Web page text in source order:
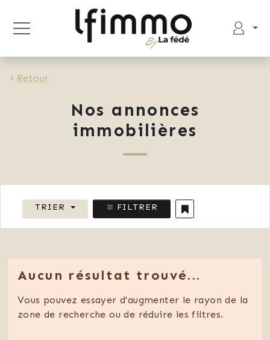
Retour
Nos annonces
immobilières
TRIER FILTRER
Aucun résultat trouvé...
Vous pouvez essayer d'augmenter le rayon de la
zone de recherche ou de réduire les filtres.